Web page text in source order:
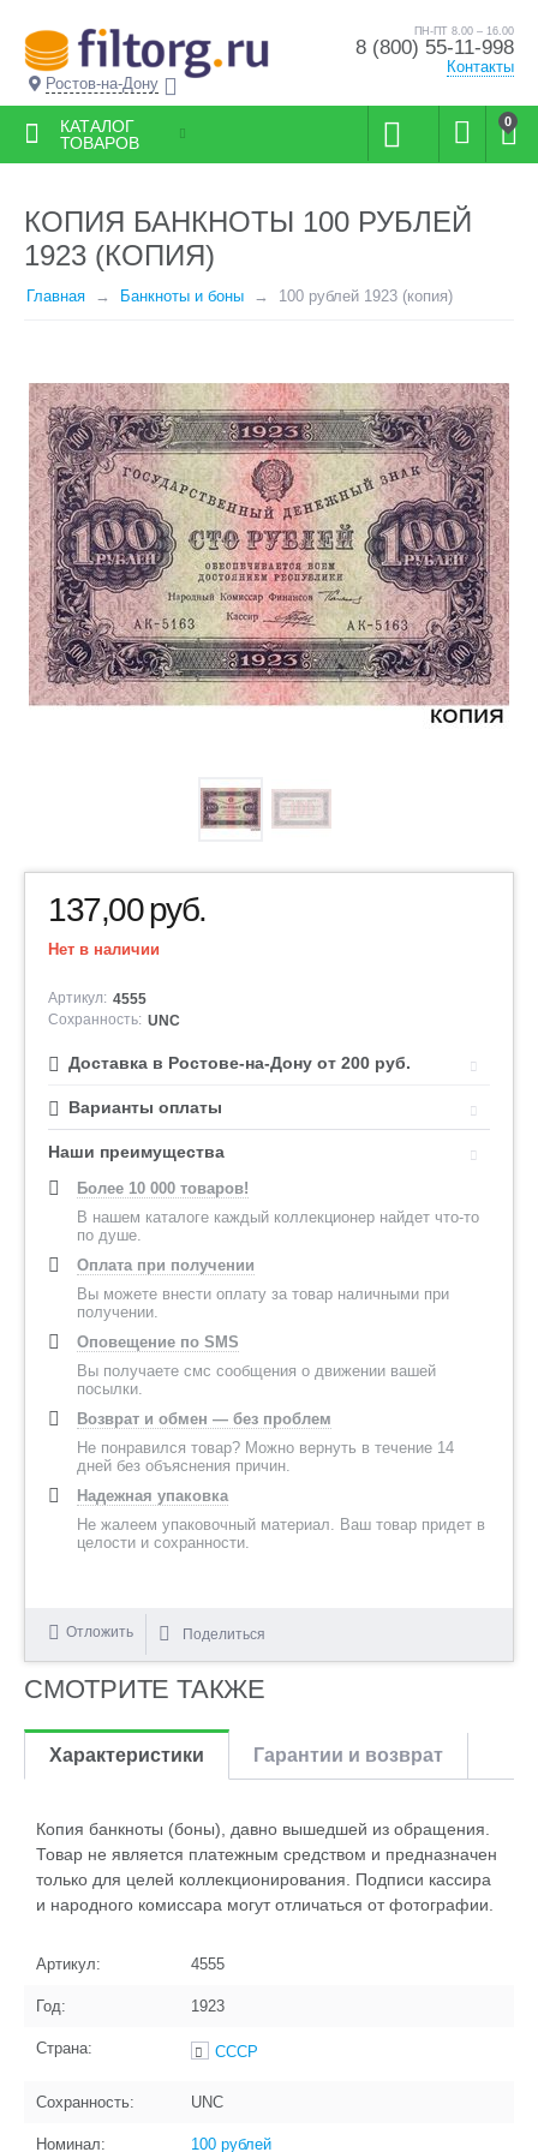
Ростов-на-Дону
ПН-ПТ 8.00 – 16.00
8 (800) 55-11-998
Контакты
0
КАТАЛОГ
ТОВАРОВ
КОПИЯ БАНКНОТЫ 100 РУБЛЕЙ
1923 (КОПИЯ)
Главная Банкноты и боны 100 рублей 1923 (копия)
137,00руб.
Нет в наличии
Артикул: 4555
Сохранность: UNC
Доставка в Ростове-на-Дону от 200 руб.
Варианты оплаты
Наши преимущества
Более 10 000 товаров!
В нашем каталоге каждый коллекционер найдет что-то
по душе.
Оплата при получении
Вы можете внести оплату за товар наличными при
получении.
Оповещение по SMS
Вы получаете смс сообщения о движении вашей
посылки.
Возврат и обмен — без проблем
Не понравился товар? Можно вернуть в течение 14
дней без объяснения причин.
Надежная упаковка
Не жалеем упаковочный материал. Ваш товар придет в
целости и сохранности.
Отложить Поделиться
СМОТРИТЕ ТАКЖЕ
Характеристики Гарантии и возврат
Копия банкноты (боны), давно вышедшей из обращения.
Товар не является платежным средством и предназначен
только для целей коллекционирования. Подписи кассира
и народного комиссара могут отличаться от фотографии.
Артикул: 4555
Год: 1923
Страна: СССР
Сохранность: UNC
Номинал: 100 рублей